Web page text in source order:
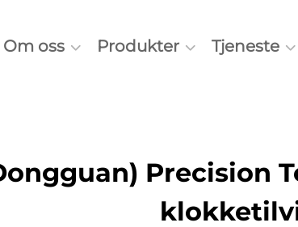
Om oss Produkter Tjeneste
Precision